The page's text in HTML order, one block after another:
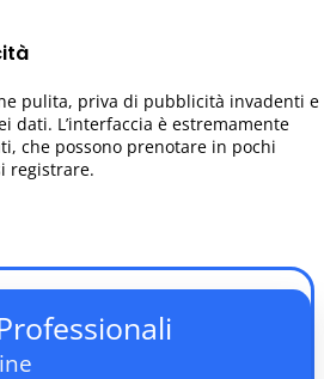
pulita, priva di pubblicità invadenti e
dati. L’interfaccia è estremamente
che possono prenotare in pochi
registrare.